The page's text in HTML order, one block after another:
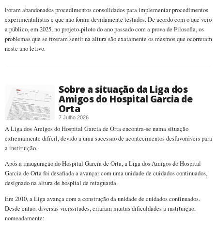
Foram abandonados procedimentos consolidados para implementar procedimentos
experimentalistas e que não foram devidamente testados. De acordo com o que veio
a público, em 2025, no projeto-piloto do ano passado com a prova de Filosofia, os
problemas que se fizeram sentir na altura são exatamente os mesmos que ocorreram
neste ano letivo.
Sobre a situação da Liga dos
Amigos do Hospital Garcia de
Orta
7 Julho 2026
A Liga dos Amigos do Hospital Garcia de Orta encontra-se numa situação
extremamente difícil, devido a uma sucessão de acontecimentos desfavoráveis para
a instituição.
Após a inauguração do Hospital Garcia de Orta, a Liga dos Amigos do Hospital
Garcia de Orta foi desafiada a avançar com uma unidade de cuidados continuados,
designado na altura de hospital de retaguarda.
Em 2010, a Liga avança com a construção da unidade de cuidados continuados.
Desde então, diversas vicissitudes, criaram muitas dificuldades à instituição,
nomeadamente: